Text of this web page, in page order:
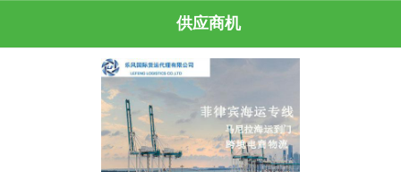
供应商机